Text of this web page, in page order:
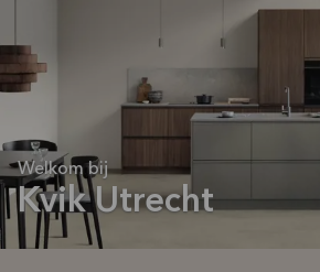
-
incl.
en
Welkom bij
Kvik Utrecht